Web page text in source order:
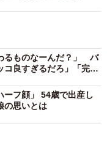
フ顔」 54歳で出産し
の思いとは